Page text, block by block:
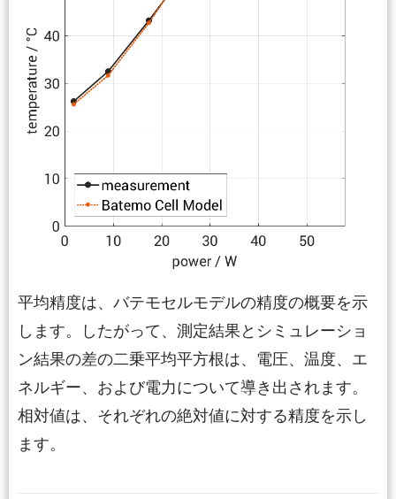
平均精度は、バテモセルモデルの精度の概要を示
します。したがって、測定結果とシミュレーショ
ン結果の差の二乗平均平方根は、電圧、温度、エ
ネルギー、および電力について導き出されます。
相対値は、それぞれの絶対値に対する精度を示し
ます。